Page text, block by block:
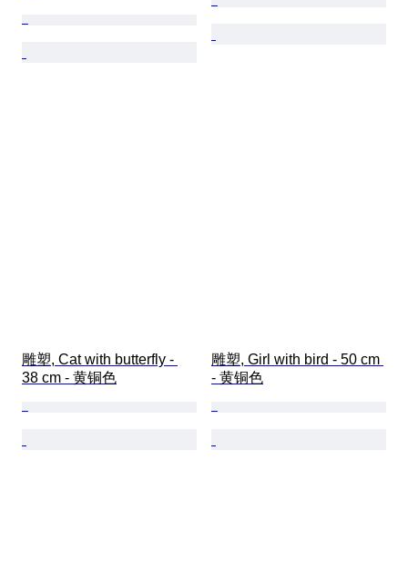
雕塑, Cat with butterfly -
38 cm - 黄铜色
雕塑, Girl with bird - 50 cm
- 黄铜色